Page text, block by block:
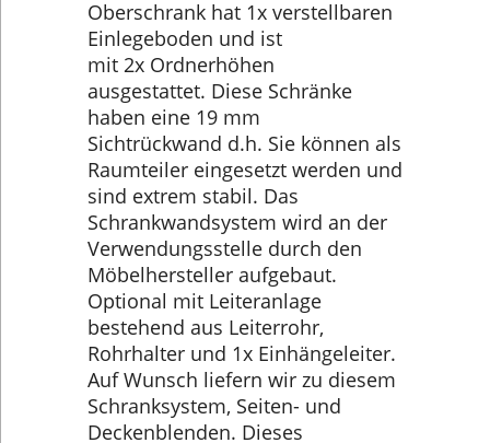
Oberschrank hat 1x verstellbaren
Einlegeboden und ist
mit 2x Ordnerhöhen
ausgestattet. Diese Schränke
haben eine 19 mm
Sichtrückwand d.h. Sie können als
Raumteiler eingesetzt werden und
sind extrem stabil. Das
Schrankwandsystem wird an der
Verwendungsstelle durch den
Möbelhersteller aufgebaut.
Optional mit Leiteranlage
bestehend aus Leiterrohr,
Rohrhalter und 1x Einhängeleiter.
Auf Wunsch liefern wir zu diesem
Schranksystem, Seiten- und
Deckenblenden. Dieses